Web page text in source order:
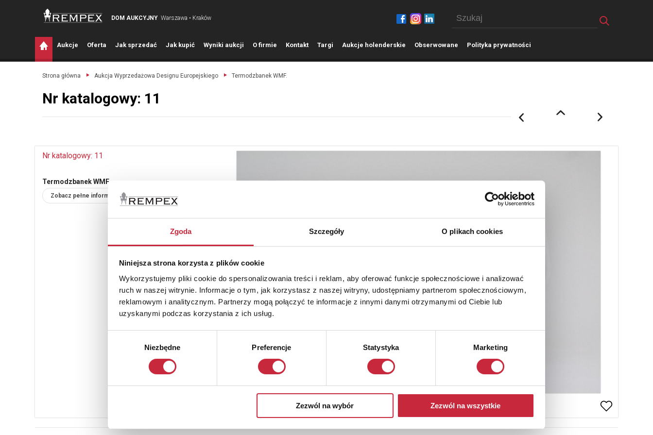
Zgoda Szczegóły O plikach cookies
Niniejsza strona korzysta z plików cookie
Wykorzystujemy pliki cookie do spersonalizowania treści i reklam, aby oferować funkcje społecznościowe i analizować
ruch w naszej witrynie. Informacje o tym, jak korzystasz z naszej witryny, udostępniamy partnerom społecznościowym,
reklamowym i analitycznym. Partnerzy mogą połączyć te informacje z innymi danymi otrzymanymi od Ciebie lub
uzyskanymi podczas korzystania z ich usług.
Niezbędne Preferencje Statystyka Marketing
Zezwól na wybór Zezwól na wszystkie
DOM AUKCYJNY Warszawa • Kraków
Aukcje Oferta Jak sprzedać Jak kupić Wyniki aukcji O firmie Kontakt Targi Aukcje holenderskie Obserwowane Polityka prywatności
Strona główna Aukcja Wyprzedażowa Designu Europejskiego Termodzbanek WMF.
Nr katalogowy: 11
Nr katalogowy: 11
Termodzbanek WMF
Zobacz pełne informacje